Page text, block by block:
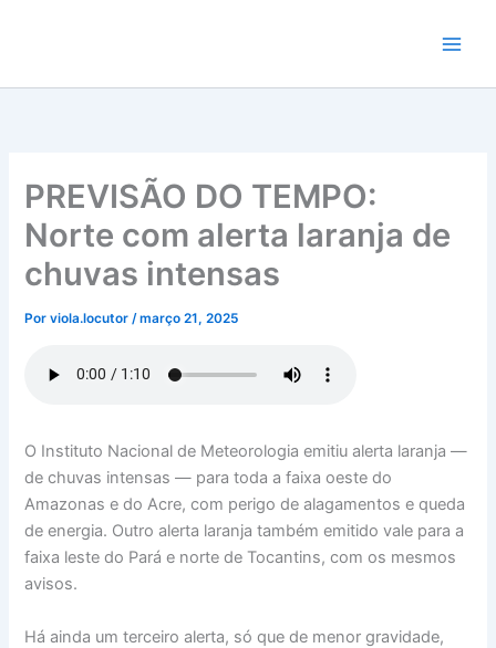
conteúdo
PREVISÃO DO TEMPO:
Norte com alerta laranja de
chuvas intensas
Porviola.locutor/março 21, 2025
O Instituto Nacional de Meteorologia emitiu alerta laranja —
de chuvas intensas — para toda a faixa oeste do
Amazonas e do Acre, com perigo de alagamentos e queda
de energia. Outro alerta laranja também emitido vale para a
faixa leste do Pará e norte de Tocantins, com os mesmos
avisos.
Há ainda um terceiro alerta, só que de menor gravidade,